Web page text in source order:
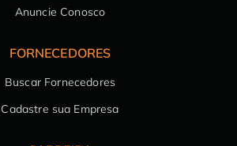
Anuncie Conosco
FORNECEDORES
Buscar Fornecedores
Cadastre sua Empresa